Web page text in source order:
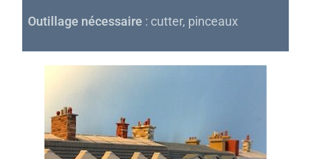
Outillage nécessaire : cutter, pinceaux